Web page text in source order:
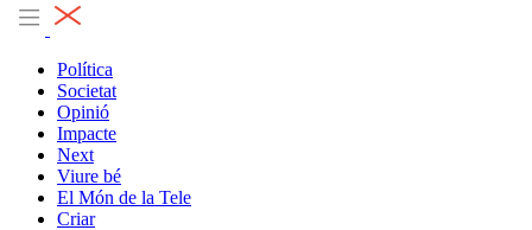
Política
Societat
Opinió
Impacte
Next
Viure bé
El Món de la Tele
Criar